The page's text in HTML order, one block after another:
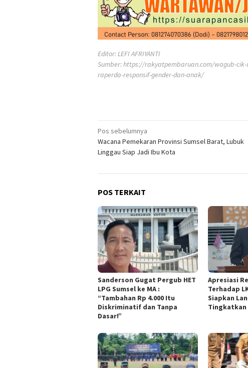
Editor: LEFI AFRIYANTI
Sumber:https://rakyatpembaruan.com/wagub-cik-
raperda-responsif-gender-dan-anak/
Navigasi
pos
Pos sebelumnya
Wacana Pemekaran Provinsi Sumsel Barat, Lubuk
Linggau Siap Jadi Ibu Kota
POS TERKAIT
Sanderson Gugat Pergub HET
LPG Sumsel ke MA :
“Tambahan Rp 4.000 Itu
Diskriminatif dan Tanpa
Dasar!”
Apresiasi
Terhadap
Siapkan
Tingkatkan